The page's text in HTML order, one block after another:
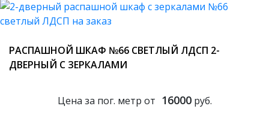
РАСПАШНОЙ ШКАФ №66 СВЕТЛЫЙ ЛДСП 2-
ДВЕРНЫЙ С ЗЕРКАЛАМИ
Цена за пог. метр от 16000руб.